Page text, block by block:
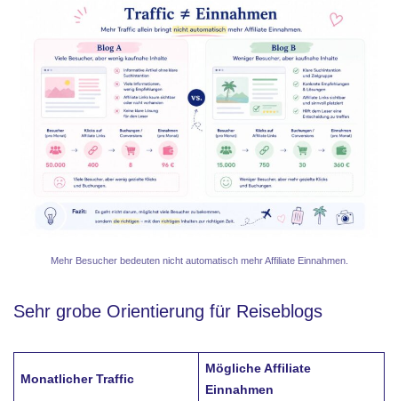
Mehr Besucher bedeuten nicht automatisch mehr Affiliate Einnahmen.
Sehr grobe Orientierung für Reiseblogs
Monatlicher Traffic
Mögliche Affiliate
Einnahmen